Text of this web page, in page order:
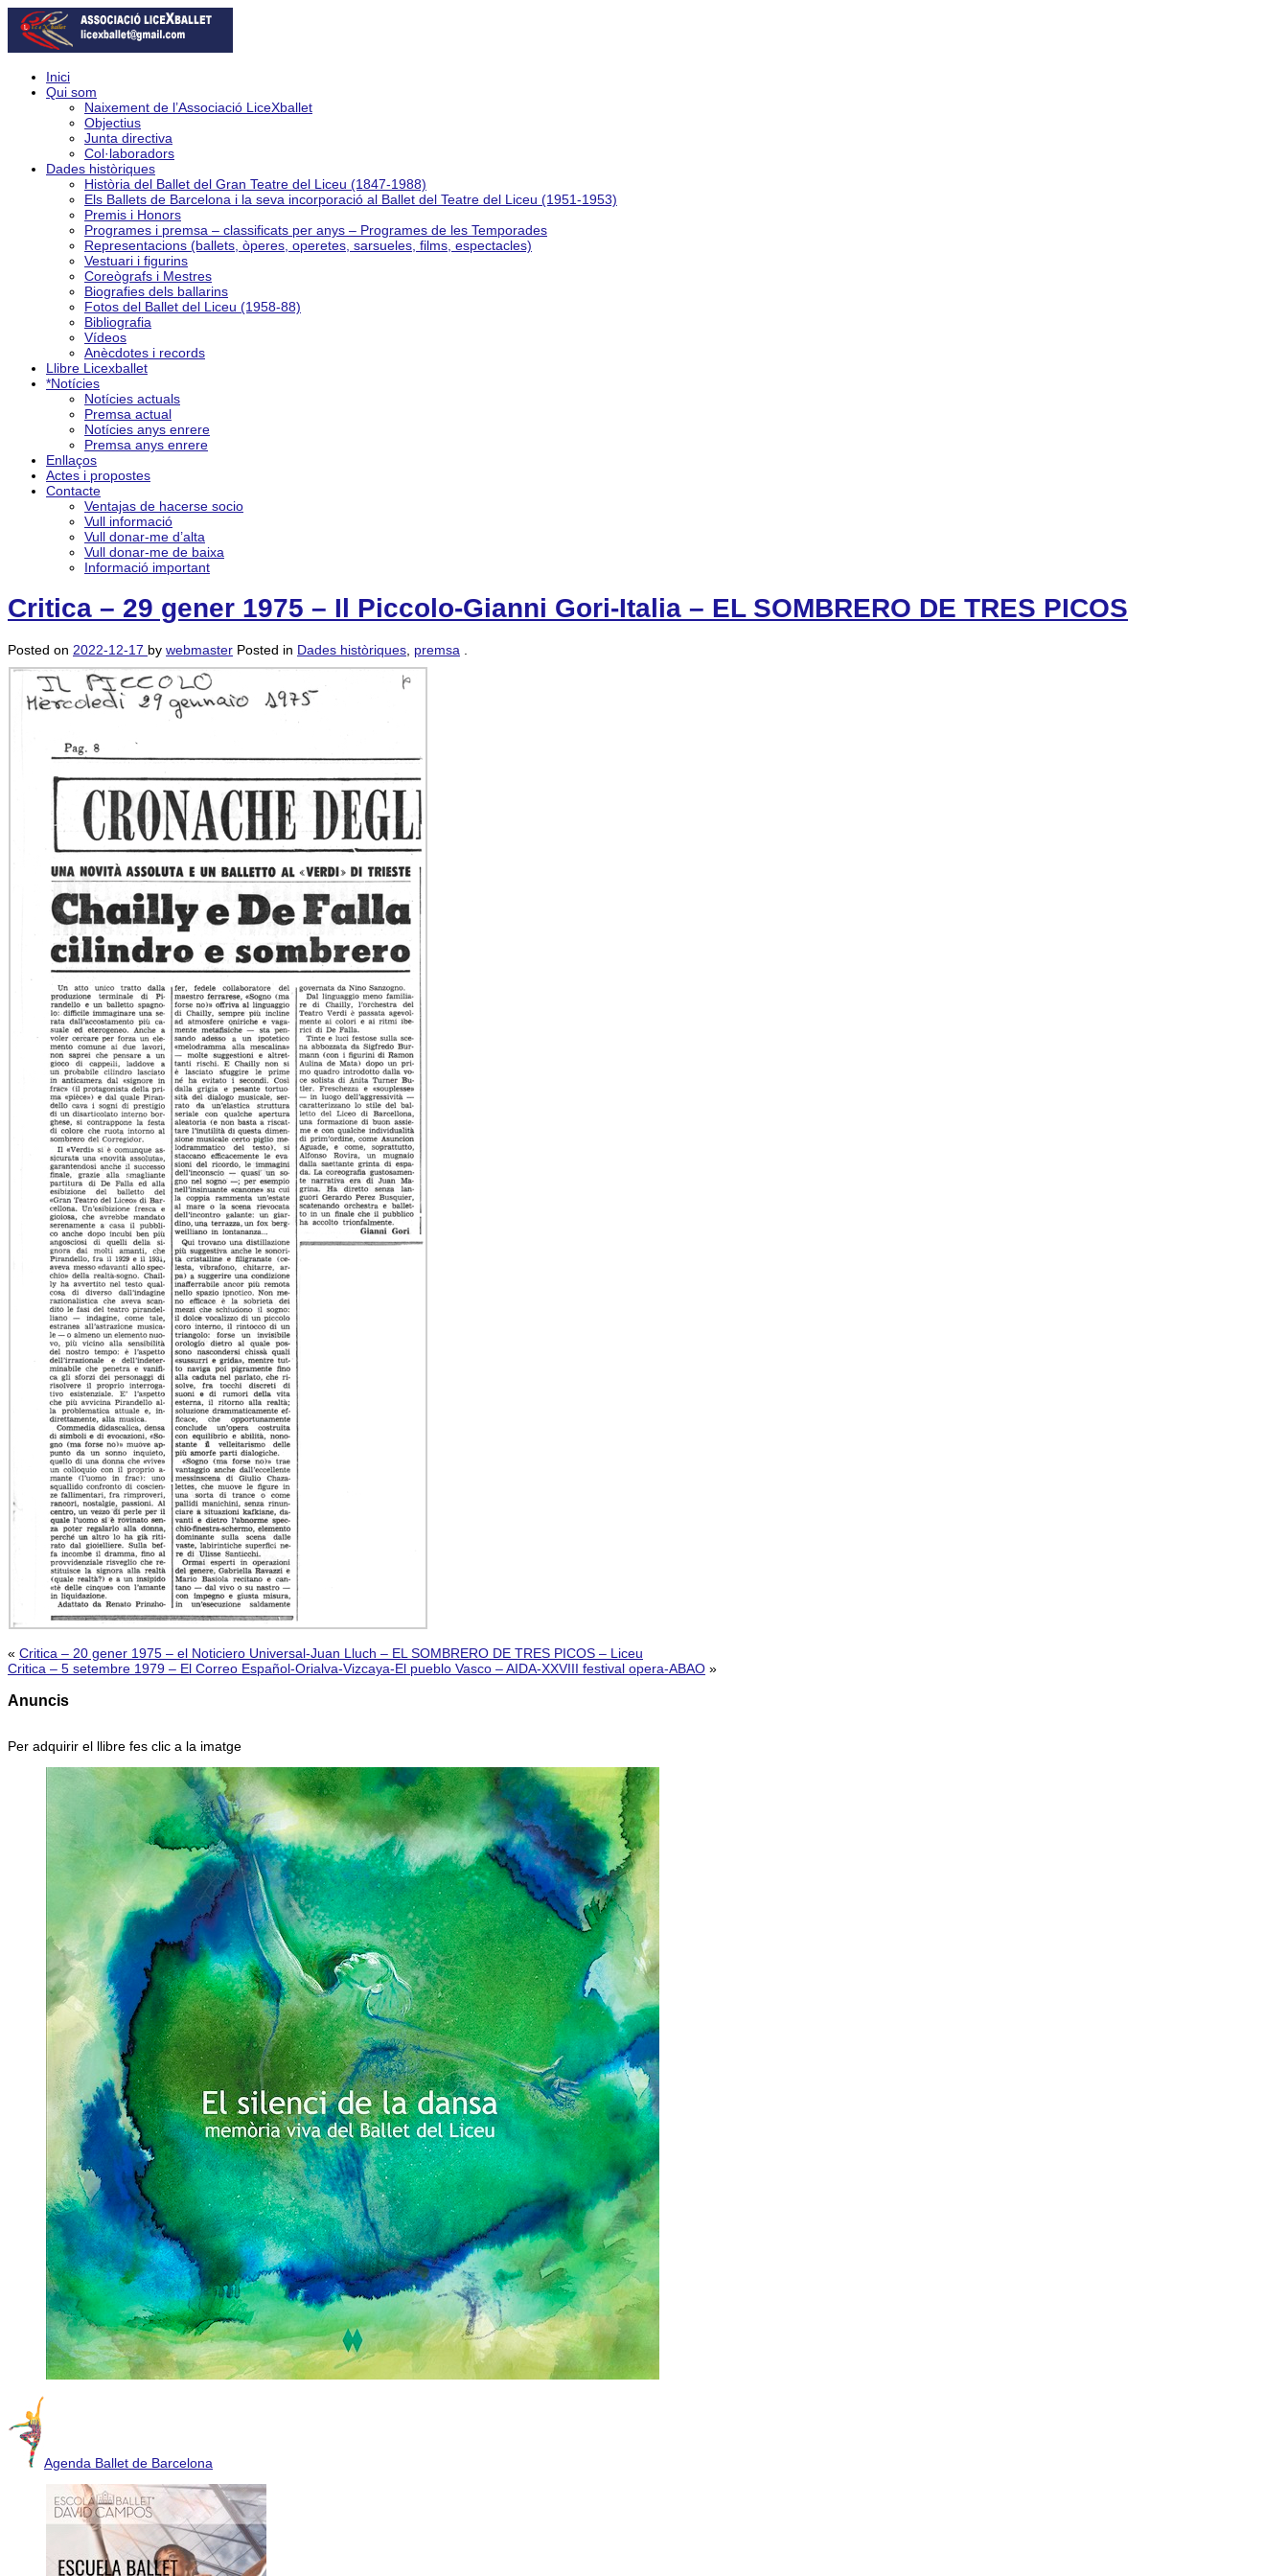
Inici
Qui som
Naixement de l’Associació LiceXballet
Objectius
Junta directiva
Col·laboradors
Dades històriques
Història del Ballet del Gran Teatre del Liceu (1847-1988)
Els Ballets de Barcelona i la seva incorporació al Ballet del Teatre del Liceu (1951-1953)
Premis i Honors
Programes i premsa – classificats per anys – Programes de les Temporades
Representacions (ballets, òperes, operetes, sarsueles, films, espectacles)
Vestuari i figurins
Coreògrafs i Mestres
Biografies dels ballarins
Fotos del Ballet del Liceu (1958-88)
Bibliografia
Vídeos
Anècdotes i records
Llibre Licexballet
*Notícies
Notícies actuals
Premsa actual
Notícies anys enrere
Premsa anys enrere
Enllaços
Actes i propostes
Contacte
Ventajas de hacerse socio
Vull informació
Vull donar-me d’alta
Vull donar-me de baixa
Informació important
Critica – 29 gener 1975 – Il Piccolo-Gianni Gori-Italia – EL SOMBRERO DE TRES PICOS
Posted on 2022-12-17 by webmaster Posted in Dades històriques premsa
« Critica – 20 gener 1975 – el Noticiero Universal-Juan Lluch – EL SOMBRERO DE TRES PICOS – Liceu
Critica – 5 setembre 1979 – El Correo Español-Orialva-Vizcaya-El pueblo Vasco – AIDA-XXVIII festival opera-ABAO »
Anuncis
Per adquirir el llibre fes clic a la imatge
Agenda Ballet de Barcelona